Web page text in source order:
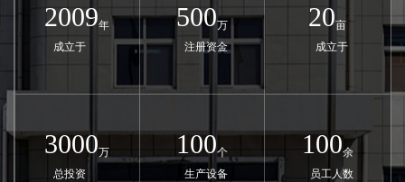
进步。我们相信，提供更好的产品，才是回报客户更好的办
年，我公司与北京机械研究院共同起草了粉碎机的三项国家
标准和行业标准。2010年、2012年、2013年我公司被选为
农机补贴企业。 我公司是重合同、守信用单位，我们将
2009年
成立于
500万
注册资金
20亩
成立于
3000万
总投资
100个
生产设备
100余
员工人数